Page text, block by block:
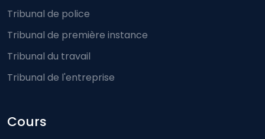
Tribunal de police
Tribunal de première instance
Tribunal du travail
Tribunal de l'entreprise
Cours